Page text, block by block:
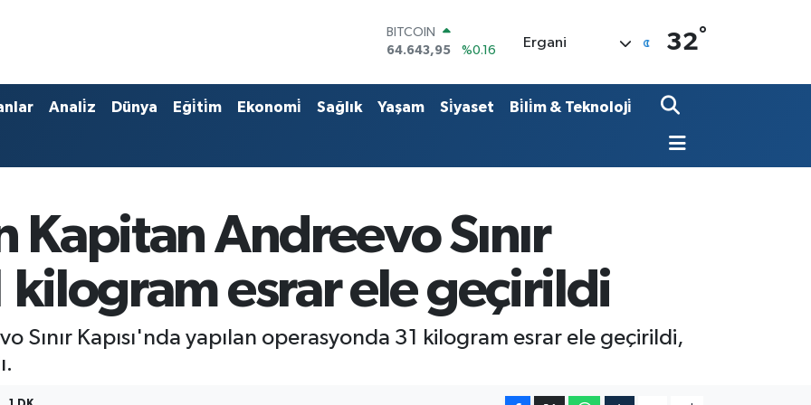
64.643,95
DOLAR
%0.02
STERLİN
6500.87
%0.12
Ergani 32°
Anali̇z Dünya Eği̇ti̇m Ekonomi̇ Sağlık Yaşam Si̇yaset Bi̇li̇m & Teknoloji̇
Kapitan Andreevo Sınır
kilogram esrar ele geçirildi
Sınır Kapısı'nda yapılan operasyonda 31 kilogram esrar ele geçirildi,